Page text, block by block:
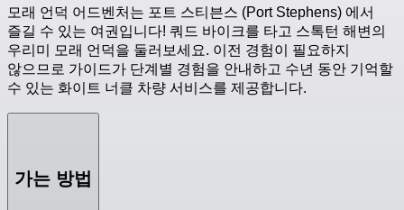
모래 언덕 어드벤처는 포트 스티븐스 (Port Stephens) 에서
즐길 수 있는 여권입니다! 쿼드 바이크를 타고 스톡턴 해변의
우리미 모래 언덕을 둘러보세요. 이전 경험이 필요하지
않으므로 가이드가 단계별 경험을 안내하고 수년 동안 기억할
수 있는 화이트 너클 차량 서비스를 제공합니다.
가는 방법